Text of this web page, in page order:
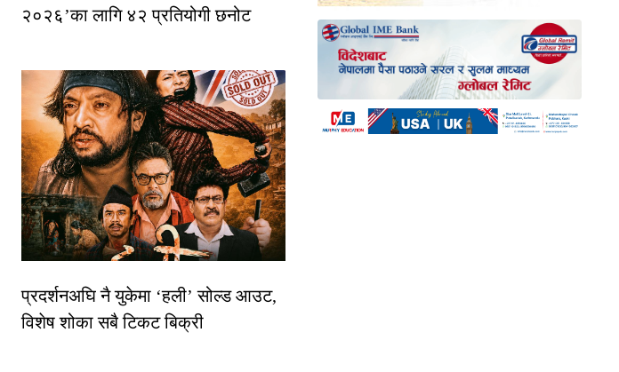
२०२६’का लागि ४२ प्रतियोगी छनोट
प्रदर्शनअघि नै युकेमा ‘हली’ सोल्ड आउट,
विशेष शोका सबै टिकट बिक्री